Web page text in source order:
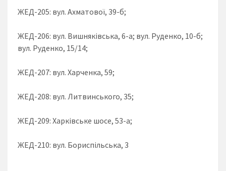
ЖЕД-205: вул. Ахматової, 39-б;
ЖЕД-206: вул. Вишняківська, 6-а; вул. Руденко, 10-б;
вул. Руденко, 15/14;
ЖЕД-207: вул. Харченка, 59;
ЖЕД-208: вул. Литвинського, 35;
ЖЕД-209: Харківське шосе, 53-а;
ЖЕД-210: вул. Бориспільська, 3